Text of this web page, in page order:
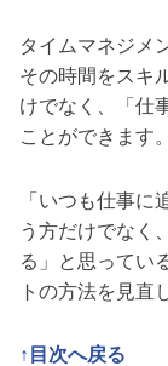
タイムマネジメ
その時間をスキ
けでなく、「仕
ことができます。
「いつも仕事
う方だけでなく
る」と思ってい
トの方法を見直
↑目次へ戻る